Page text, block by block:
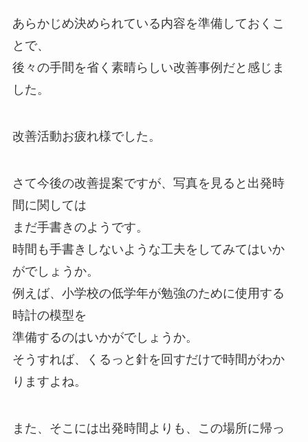
あらかじめ決められている内容を準備しておくこ
とで、
後々の手間を省く素晴らしい改善事例だと感じま
した。
改善活動お疲れ様でした。
さて今後の改善提案ですが、写真を見ると出発時
間に関しては
まだ手書きのようです。
時間も手書きしないような工夫をしてみてはいか
がでしょうか。
例えば、小学校の低学年が勉強のために使用する
時計の模型を
準備するのはいかがでしょうか。
そうすれば、くるっと針を回すだけで時間がわか
りますよね。
また、そこには出発時間よりも、この場所に帰っ